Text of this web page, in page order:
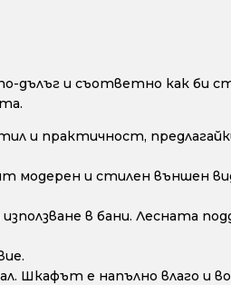
дълъг и съответно как би
и практичност,
модерен и стилен външен
в бани. Лесната
Шкафът е напълно влаго и